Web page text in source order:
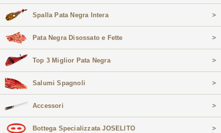
Spalla Pata Negra Intera >
Pata Negra Disossato e Fette >
Top 3 Miglior Pata Negra >
Salumi Spagnoli >
Accessori >
Bottega Specializzata JOSELITO >